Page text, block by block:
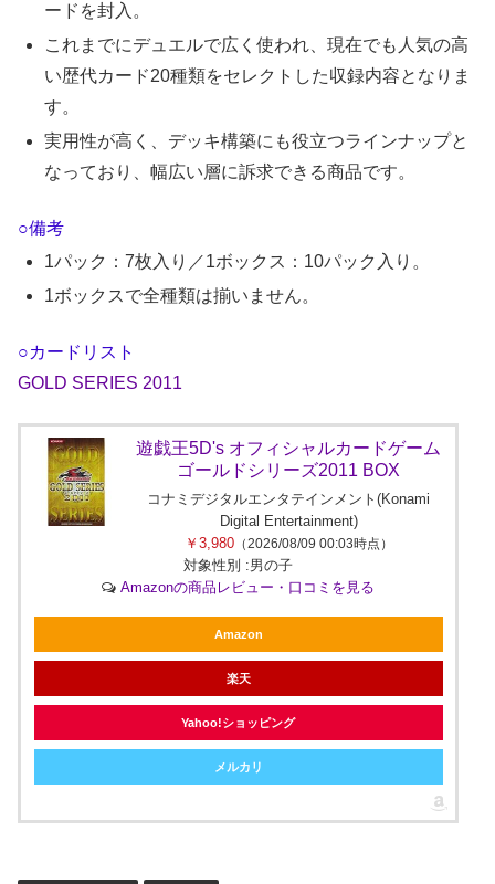
ードを封入。
これまでにデュエルで広く使われ、現在でも人気の高
い歴代カード20種類をセレクトした収録内容となりま
す。
実用性が高く、デッキ構築にも役立つラインナップと
なっており、幅広い層に訴求できる商品です。
○備考
1パック：7枚入り／1ボックス：10パック入り。
1ボックスで全種類は揃いません。
○カードリスト
GOLD SERIES 2011
遊戯王5D's オフィシャルカードゲーム
ゴールドシリーズ2011 BOX
コナミデジタルエンタテインメント(Konami
Digital Entertainment)
￥3,980（2026/08/09 00:03時点）
対象性別 :男の子
Amazonの商品レビュー・口コミを見る
Amazon
楽天
Yahoo!ショッピング
メルカリ